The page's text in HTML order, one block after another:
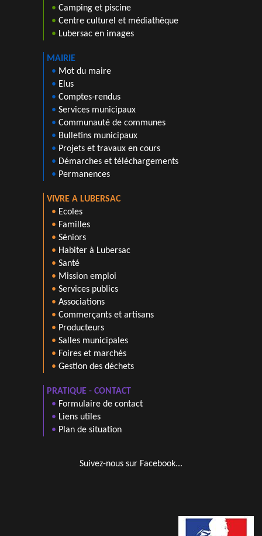
• Camping et piscine
• Centre culturel et médiathèque
• Lubersac en images
MAIRIE
• Mot du maire
• Elus
• Comptes-rendus
• Services municipaux
• Communauté de communes
• Bulletins municipaux
• Projets et travaux en cours
• Démarches et téléchargements
• Permanences
VIVRE A LUBERSAC
• Ecoles
• Familles
• Séniors
• Habiter à Lubersac
• Santé
• Mission emploi
• Services publics
• Associations
• Commerçants et artisans
• Producteurs
• Salles municipales
• Foires et marchés
• Gestion des déchets
PRATIQUE - CONTACT
• Formulaire de contact
• Liens utiles
• Plan de situation
Suivez-nous sur Facebook...